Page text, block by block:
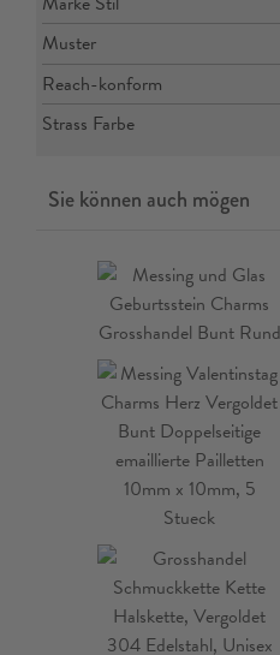
Muster
Reach-konform
Strass Farbe
Sie können auch mögen